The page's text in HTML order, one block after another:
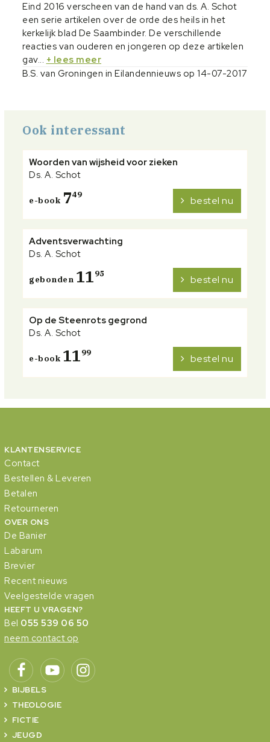
Eind 2016 verscheen van de hand van ds. A. Schot
een serie artikelen over de orde des heils in het
kerkelijk blad De Saambinder. De verschillende
reacties van ouderen en jongeren op deze artikelen
gav... + lees meer
B.S. van Groningen in Eilandennieuws op 14-07-2017
Ook interessant
Woorden van wijsheid voor zieken
Ds. A. Schot
e-book 749 bestel nu
Adventsverwachting
Ds. A. Schot
gebonden 1195 bestel nu
Op de Steenrots gegrond
Ds. A. Schot
e-book 1199 bestel nu
KLANTENSERVICE
Contact
Bestellen & Leveren
Betalen
Retourneren
OVER ONS
De Banier
Labarum
Brevier
Recent nieuws
Veelgestelde vragen
HEEFT U VRAGEN?
Bel 055 539 06 50
neem contact op
BIJBELS
THEOLOGIE
FICTIE
JEUGD